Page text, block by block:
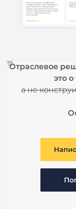
Отраслевое
это
а не